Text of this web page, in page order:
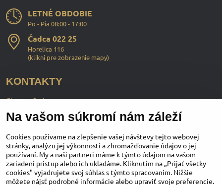
LETNÉ OBDOBIE
Po - Pia 08:00 - 17:00
Čadca 022 25
Horelica 116
(klikni pre zobrazenie mapy)
KONTAKTY
ChopperStyle s.r.o.
Ing. Martin Murčo
+421 911 364 555
obchod​@chopperstyle​.sk
Na vašom súkromí nám záleží
Cookies používame na zlepšenie vašej návštevy tejto webovej
stránky, analýzu jej výkonnosti a zhromažďovanie údajov o jej
používaní. My a naši partneri máme k týmto údajom na vašom
zariadení prístup alebo ich ukladáme. Kliknutím na „Prijať všetky
cookies" vyjadrujete svoj súhlas s týmto spracovaním. Nižšie
môžete nájsť podrobné informácie alebo upraviť svoje preferencie.